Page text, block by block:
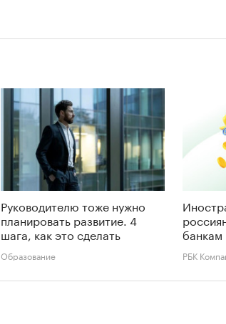
Руководителю тоже нужно
планировать развитие. 4
шага, как это сделать
Образование
банкам
РБК